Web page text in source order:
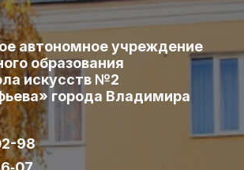
автономное учреждение
образования
искусств №2
города Владимира
98